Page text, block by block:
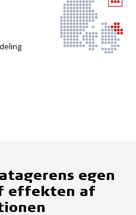
egen
effekten af